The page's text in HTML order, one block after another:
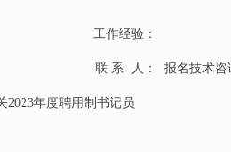
工作经验：
联 系 人： 报名技术咨
2023年度聘用制书记员